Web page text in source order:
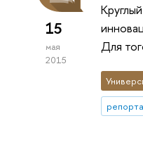
15
мая
2015
Для